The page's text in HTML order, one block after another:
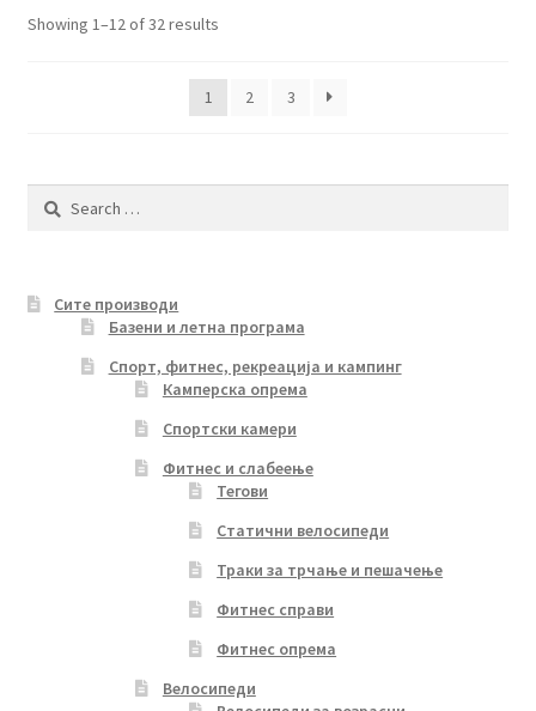
Showing 1–12 of 32 resultsSorted
latest
1
2 3
Search
Сите производи
Базени и летна програма
Спорт, фитнес, рекреација и кампинг
Камперска опрема
Спортски камери
Фитнес и слабеење
Тегови
Статични велосипеди
Траки за трчање и пешачење
Фитнес справи
Фитнес опрема
Велосипеди